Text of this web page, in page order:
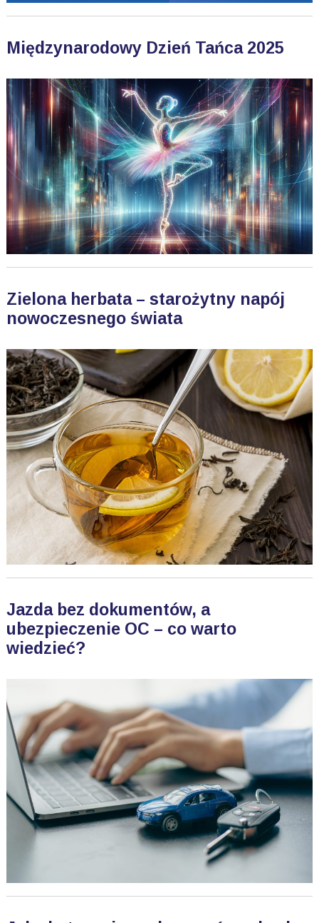
Międzynarodowy Dzień Tańca 2025
Zielona herbata – starożytny napój
nowoczesnego świata
Jazda bez dokumentów, a
ubezpieczenie OC – co warto
wiedzieć?